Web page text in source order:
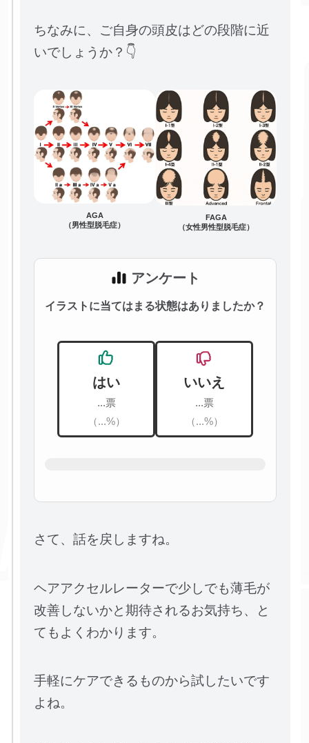
ちなみに、ご自身の頭皮はどの段階に近
いでしょうか？👇
AGA
（男性型脱毛症）
FAGA
（女性男性型脱毛症）
アンケート
イラストに当てはまる状態はありましたか？
はい
...票
（...%）
いいえ
...票
（...%）
さて、話を戻しますね。
ヘアアクセルレーターで少しでも薄毛が
改善しないかと期待されるお気持ち、と
てもよくわかります。
手軽にケアできるものから試したいです
よね。